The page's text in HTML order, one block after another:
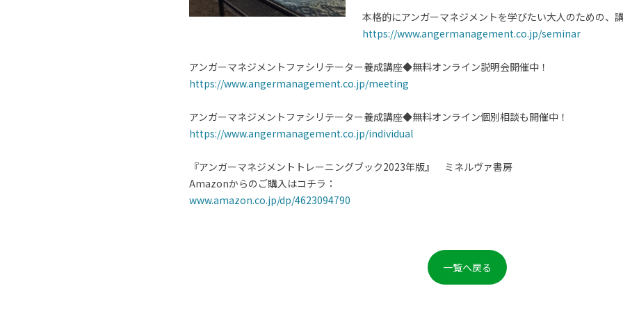
本格的にアンガーマネジメントを学びたい大人のための、
https://www.angermanagement.co.jp/seminar
アンガーマネジメントファシリテーター養成講座◆無料オンライン説明会開催中！
https://www.angermanagement.co.jp/meeting
アンガーマネジメントファシリテーター養成講座◆無料オンライン個別相談も開催中！
https://www.angermanagement.co.jp/individual
『アンガーマネジメントトレーニングブック2023年版』 ミネルヴァ書房
Amazonからのご購入はコチラ：
www.amazon.co.jp/dp/4623094790
一覧へ戻る